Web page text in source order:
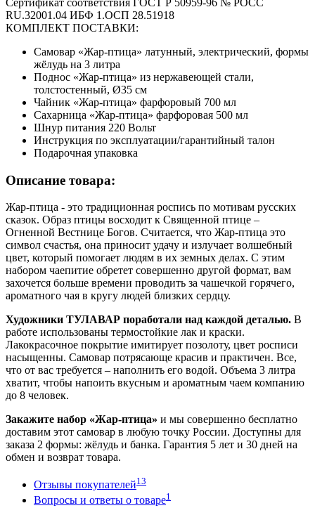
RU.32001.04 ИБФ 1.ОСП 28.51918
КОМПЛЕКТ ПОСТАВКИ:
Самовар «Жар-птица» латунный, электрический, формы
жёлудь на 3 литра
Поднос «Жар-птица» из нержавеющей стали,
толстостенный, Ø35 см
Чайник «Жар-птица» фарфоровый 700 мл
Сахарница «Жар-птица» фарфоровая 500 мл
Шнур питания 220 Вольт
Инструкция по эксплуатации/гарантийный талон
Подарочная упаковка
Описание товара:
Жар-птица - это традиционная роспись по мотивам русских
сказок. Образ птицы восходит к Священной птице –
Огненной Вестнице Богов. Считается, что Жар-птица это
символ счастья, она приносит удачу и излучает волшебный
цвет, который помогает людям в их земных делах. С этим
набором чаепитие обретет совершенно другой формат, вам
захочется больше времени проводить за чашечкой горячего,
ароматного чая в кругу людей близких сердцу.
Художники ТУЛАВАР поработали над каждой деталью. В
работе использованы термостойкие лак и краски.
Лакокрасочное покрытие имитирует позолоту, цвет росписи
насыщенны. Самовар потрясающе красив и практичен. Все,
что от вас требуется – наполнить его водой. Объема 3 литра
хватит, чтобы напоить вкусным и ароматным чаем компанию
до 8 человек.
Закажите набор «Жар-птица» и мы совершенно бесплатно
доставим этот самовар в любую точку России. Доступны для
заказа 2 формы: жёлудь и банка. Гарантия 5 лет и 30 дней на
обмен и возврат товара.
Отзывы покупателей13
Вопросы и ответы о товаре1